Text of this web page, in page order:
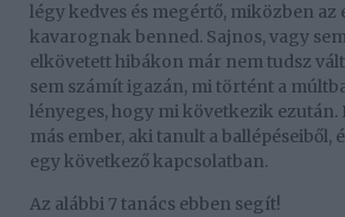
légy kedves és megértő, miközben
kavarognak benned. Sajnos, vagy
elkövetett hibákon már nem tudsz
sem számít igazán, mi történt a
lényeges, hogy mi következik ezután.
más ember, aki tanult a ballépéseiből,
egy következő kapcsolatban.
Az alábbi 7 tanács ebben segít!